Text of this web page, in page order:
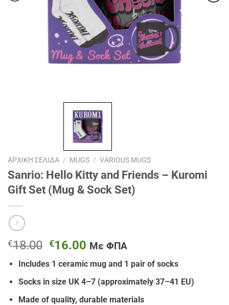
ΑΡΧΙΚΉ ΣΕΛΊΔΑ / MUGS / VARIOUS MUGS
Sanrio: Hello Kitty and Friends – Kuromi
Gift Set (Mug & Sock Set)
€18.00 Original
price
was:
€18.00.
€16.00 Η
τρέχουσα
τιμή
είναι:
€16.00.
Με ΦΠΑ
Includes 1 ceramic mug and 1 pair of socks
Socks in size UK 4–7 (approximately 37–41 EU)
Made of quality, durable materials